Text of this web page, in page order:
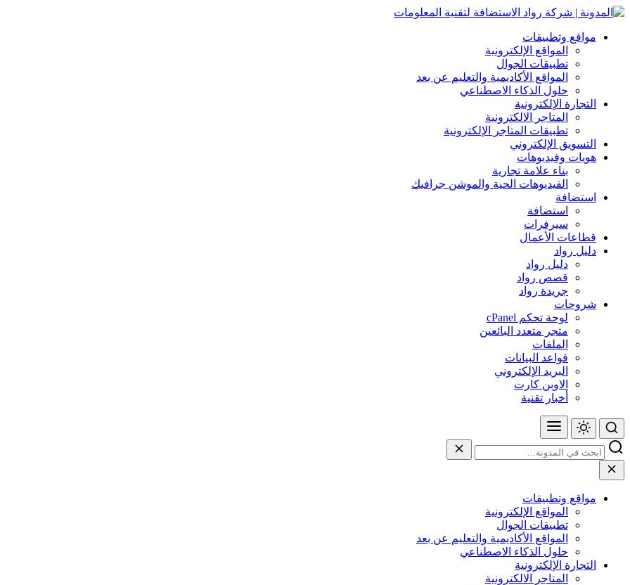
مواقع وتطبيقات
المواقع الإلكترونية
تطبيقات الجوال
المواقع الأكاديمية والتعليم عن بعد
حلول الذكاء الاصطناعي
التجارة الإلكترونية
المتاجر الالكترونية
تطبيقات المتاجر الإلكترونية
التسويق الإلكتروني
هويات وفيديوهات
بناء علامة تجارية
الفيديوهات الحية والموشن جرافيك
استضافة
استضافة
سيرفرات
قطاعات الأعمال
دليل رواد
دليل رواد
قصص رواد
جريدة رواد
شروحات
لوحة تحكم cPanel
متجر متعدد البائعين
الملفات
قواعد البيانات
البريد الإلكتروني
الاوبن كارت
أخبار تقنية
مواقع وتطبيقات
المواقع الإلكترونية
تطبيقات الجوال
المواقع الأكاديمية والتعليم عن بعد
حلول الذكاء الاصطناعي
التجارة الإلكترونية
المتاجر الالكترونية